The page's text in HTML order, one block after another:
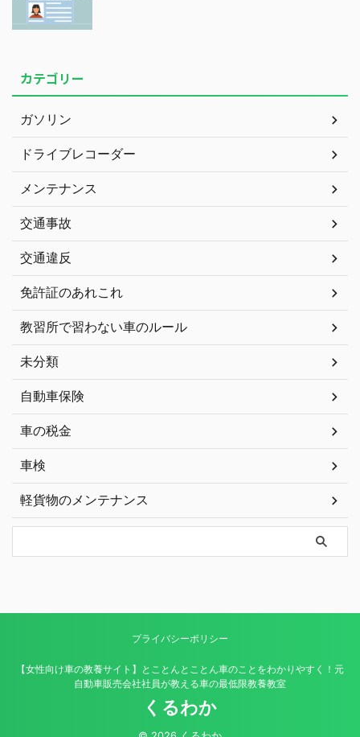
カテゴリー
ガソリン
ドライブレコーダー
メンテナンス
交通事故
交通違反
免許証のあれこれ
教習所で習わない車のルール
未分類
自動車保険
車の税金
車検
軽貨物のメンテナンス
プライバシーポリシー
【女性向け車の教養サイト】とことんとことん車のことをわかりやすく！元
自動車販売会社社員が教える車の最低限教養教室
くるわか